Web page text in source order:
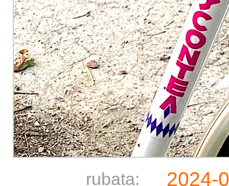
rubata: 2024-